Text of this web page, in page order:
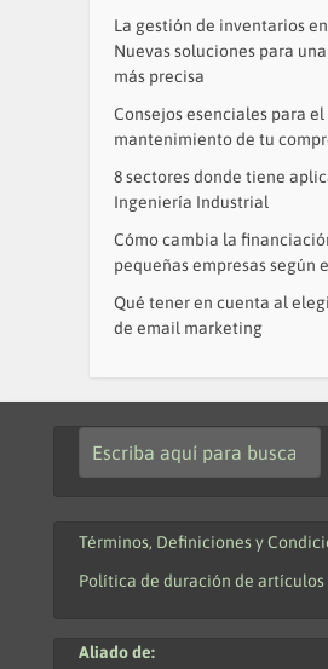
La gestión de inventarios
Nuevas soluciones para
más precisa
Consejos esenciales para el
mantenimiento de tu
8 sectores donde tiene
Ingeniería Industrial
Cómo cambia la
pequeñas empresas según
Qué tener en cuenta al
de email marketing
Términos, Definiciones y
Política de duración de artículos
Aliado de: